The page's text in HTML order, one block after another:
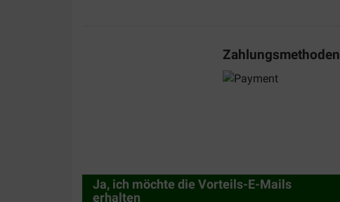
Zahlungsmethoden
Ja, ich möchte die Vorteils-E-Mails
erhalten